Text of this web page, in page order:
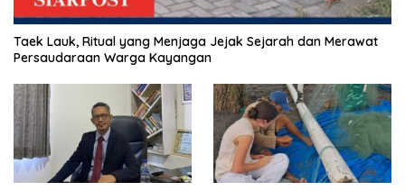
Taek Lauk, Ritual yang Menjaga Jejak Sejarah dan Merawat
Persaudaraan Warga Kayangan